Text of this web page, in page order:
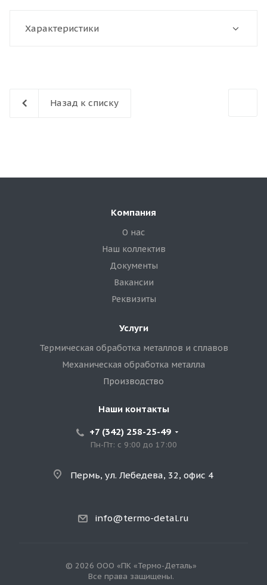
Характеристики
Назад к списку
Компания
О нас
Наш коллектив
Документы
Вакансии
Реквизиты
Услуги
Термическая обработка металлов и сплавов
Механическая обработка металла
Производство
Наши контакты
+7 (342) 258-25-49
Пн-Пт: с 9:00 до 17:00
Пермь, ул. Лебедева, 32, офис 4
info@termo-detal.ru
© 2026 ООО «ПК «Термо-Деталь»
Все права защищены.